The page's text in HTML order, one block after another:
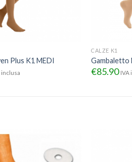
Plus K1 MEDI
inclusa
CALZE K1
Gambaletto
€85.90 IVA